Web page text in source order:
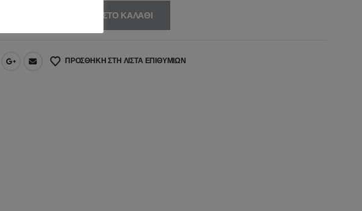
ΠΡΟΣΘΉΚΗ ΣΤΟ ΚΑΛΆΘΙ
ΠΡΟΣΘΉΚΗ ΣΤΗ ΛΊΣΤΑ ΕΠΙΘΥΜΙΏΝ